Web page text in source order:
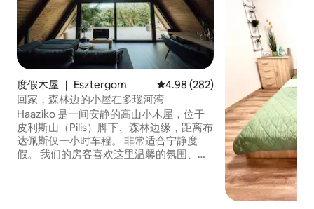
度假木屋 ｜ Esztergom 平均评分 4.98 分（满分 5 分），
4.98 (282)
回家，森林边的小屋在多瑙河湾
Haaziko 是一间安静的高山小木屋，位于
皮利斯山（Pilis）脚下、森林边缘，距离布
达佩斯仅一小时车程。 非常适合宁静度
假。 我们的房客喜欢这里温馨的氛围、美